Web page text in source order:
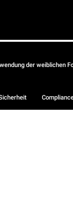
der weiblichen